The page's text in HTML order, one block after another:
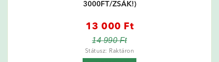
3000FT/ZSÁK!)
13 000 Ft
14 990 Ft
Státusz: Raktáron